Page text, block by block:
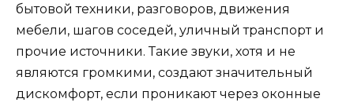
бытовой техники, разговоров, движения
мебели, шагов соседей, уличный транспорт и
прочие источники. Такие звуки, хотя и не
являются громкими, создают значительный
дискомфорт, если проникают через оконные